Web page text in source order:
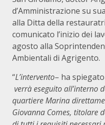
d’Amministrazione su
alla Ditta della
comunicato l’inizio dei
agosto alla
Ambientali di Agrigento.
“L’intervento– ha
verrà eseguito all’interno
quartiere Marina
Giovanna Comes, titolare